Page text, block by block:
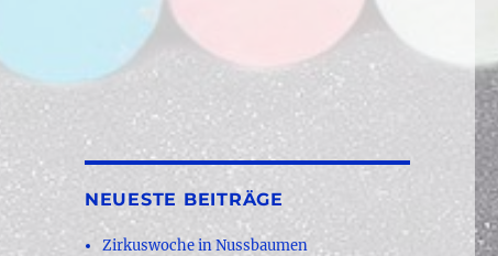
NEUESTE BEITRÄGE
Zirkuswoche in Nussbaumen